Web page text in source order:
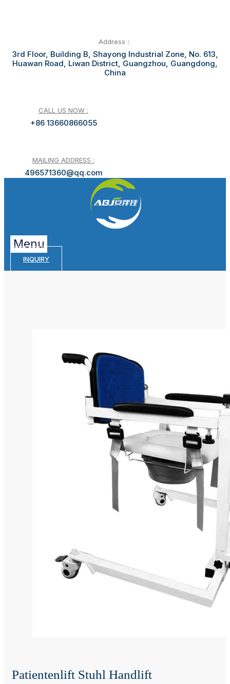
Address：
3rd Floor, Building B, Shayong Industrial Zone, No. 613,
Huawan Road, Liwan District, Guangzhou, Guangdong,
China
CALL US NOW :
+86 13660866055
MAILING ADDRESS :
496571360@qq.com
Menu
INQUIRY
Patientenlift Stuhl Handlift